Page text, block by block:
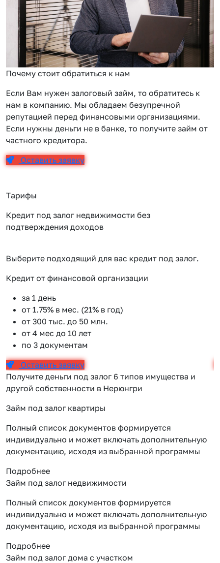
Почему стоит обратиться к нам
Если Вам нужен залоговый займ, то обратитесь к
нам в компанию. Мы обладаем безупречной
репутацией перед финансовыми организациями.
Если нужны деньги не в банке, то получите займ от
частного кредитора.
Оставить заявку
Тарифы
Кредит под залог недвижимости без
подтверждения доходов
Выберите подходящий для вас кредит под залог.
Кредит от финансовой организации
за 1 день
от 1.75% в мес. (21% в год)
от 300 тыс. до 50 млн.
от 4 мес до 10 лет
по 3 документам
Оставить заявку
Получите деньги под залог 6 типов имущества и
другой собственности в Нерюнгри
Займ под залог квартиры
Полный список документов формируется
индивидуально и может включать дополнительную
документацию, исходя из выбранной программы
Подробнее
Займ под залог недвижимости
Полный список документов формируется
индивидуально и может включать дополнительную
документацию, исходя из выбранной программы
Подробнее
Займ под залог дома с участком